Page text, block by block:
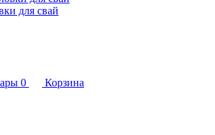
для свай
0 Корзина